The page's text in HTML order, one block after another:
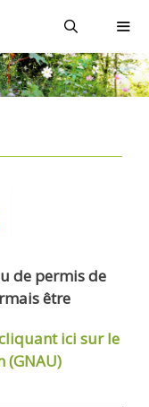
de permis de
être
ici sur le
(GNAU)